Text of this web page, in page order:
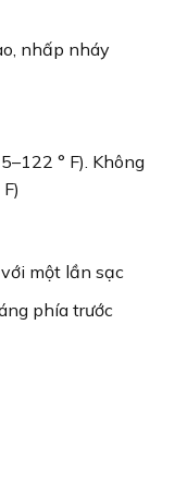
nhấp nháy
° F). Không
một lần sạc
phía trước